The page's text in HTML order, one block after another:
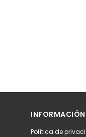
INFORMACIÓN
Política de